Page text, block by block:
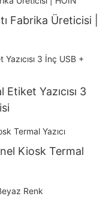
Fabrika Üreticisi |
Yazıcısı 3
Kiosk Termal